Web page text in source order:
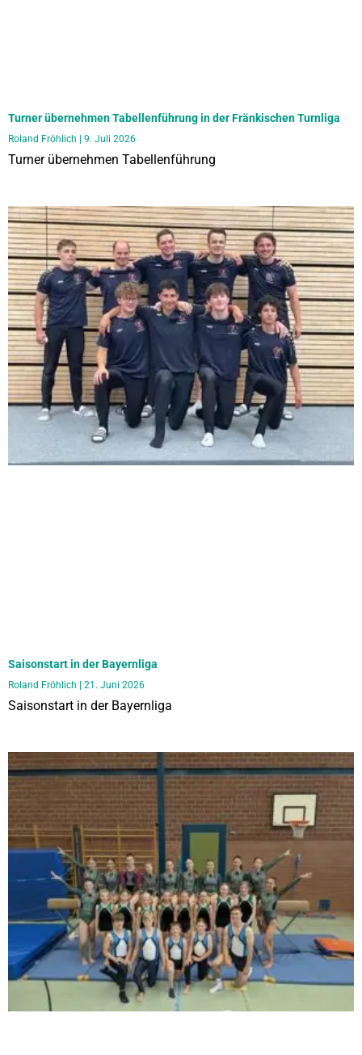
Turner übernehmen Tabellenführung in der Fränkischen Turnliga
Roland Fröhlich 9. Juli 2026
Turner übernehmen Tabellenführung
Saisonstart in der Bayernliga
Roland Fröhlich 21. Juni 2026
Saisonstart in der Bayernliga